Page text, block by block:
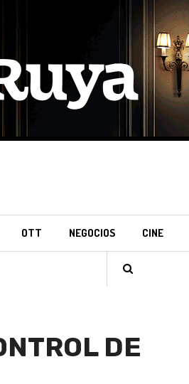
OTT NEGOCIOS CINE
DE